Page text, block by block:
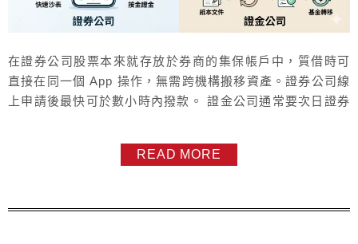
在證券公司股票本來就存放於券商的集保帳戶中，質借時可
直接在同一個 App 操作，無需跨機構搬移資產。證券公司線
上申請後最快可於數小時內撥款。 證金公司通常要次日證券
據點 證金公司還有其它幾個可能的「麻煩」？ 資金往來限
制：撥款與還款時需另外指定銀行帳號，不像券商可以直接
READ MORE